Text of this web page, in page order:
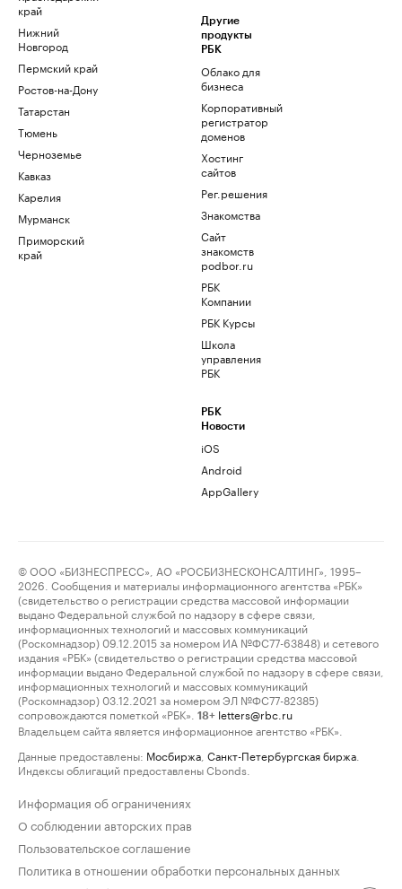
край
Нижний
Новгород
Пермский край
Ростов-на-Дону
Татарстан
Тюмень
Черноземье
Кавказ
Карелия
Мурманск
Приморский
край
Другие
продукты
РБК
Облако для
бизнеса
Корпоративный
регистратор
доменов
Хостинг
сайтов
Рег.решения
Знакомства
Сайт
знакомств
podbor.ru
РБК
Компании
РБК Курсы
Школа
управления
РБК
РБК
Новости
iOS
Android
AppGallery
© ООО «БИЗНЕСПРЕСС», АО «РОСБИЗНЕСКОНСАЛТИНГ», 1995–
2026. Сообщения и материалы информационного агентства «РБК»
(свидетельство о регистрации средства массовой информации
выдано Федеральной службой по надзору в сфере связи,
информационных технологий и массовых коммуникаций
(Роскомнадзор) 09.12.2015 за номером ИА №ФС77-63848) и сетевого
издания «РБК» (свидетельство о регистрации средства массовой
информации выдано Федеральной службой по надзору в сфере связи,
информационных технологий и массовых коммуникаций
(Роскомнадзор) 03.12.2021 за номером ЭЛ №ФС77-82385)
сопровождаются пометкой «РБК».
18+ letters@rbc.ru
Владельцем сайта является информационное агентство «РБК».
Данные предоставлены: Мосбиржа Санкт-Петербургская биржа
Индексы облигаций предоставлены Cbonds.
Информация об ограничениях
О соблюдении авторских прав
Пользовательское соглашение
Политика в отношении обработки персональных данных